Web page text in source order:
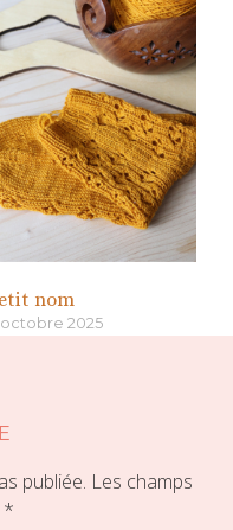
nom
2025
publiée. Les champs
*